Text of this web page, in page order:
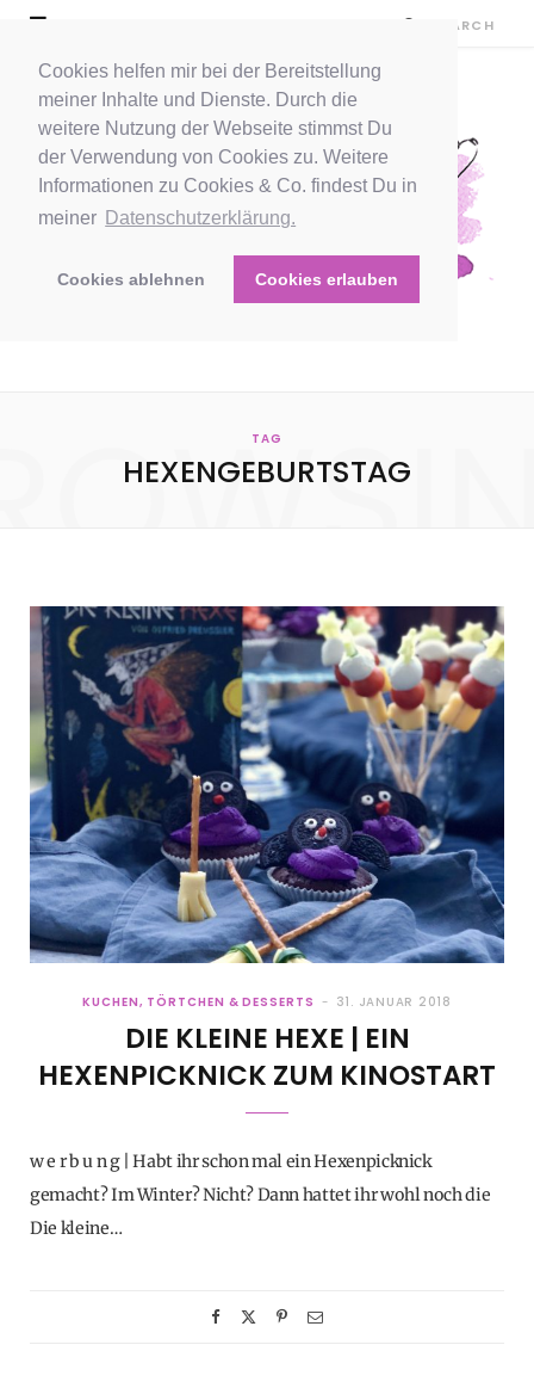
Cookies helfen mir bei der Bereitstellung
meiner Inhalte und Dienste. Durch die
weitere Nutzung der Webseite stimmst Du
der Verwendung von Cookies zu. Weitere
Informationen zu Cookies & Co. findest Du in
meiner Datenschutzerklärung.
Cookies ablehnen Cookies erlauben
TAG
HEXENGEBURTSTAG
KUCHEN, TÖRTCHEN & DESSERTS 31. JANUAR 2018
DIE KLEINE HEXE | EIN
HEXENPICKNICK ZUM KINOSTART
w e r b u n g | Habt ihr schon mal ein Hexenpicknick
gemacht? Im Winter? Nicht? Dann hattet ihr wohl noch die
Die kleine…